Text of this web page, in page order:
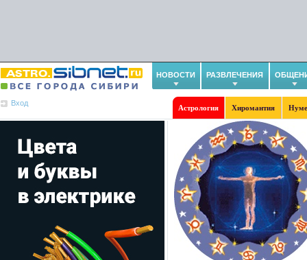
НОВОСТИ РАЗВЛЕЧЕНИЯ
Вход
Астрология Хиромантия